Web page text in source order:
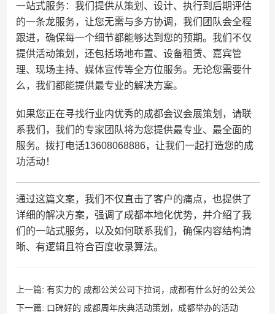
一站式服务：我们提供从策划、设计、执行到后期评估
的一条龙服务，让您无需与多方协调，我们团队会全程
跟进，确保每一个细节都能够达到您的预期。我们不仅
提供活动策划，还包括场地布置、设备租赁、嘉宾管
理、现场主持、媒体宣传等全方位服务。无论您需要什
么，我们都能提供最专业的解决方案。
如果您正在寻找行业内优秀的成都会议会展策划，请联
系我们，我们的专家团队将为您提供最专业、最全面的
服务。拨打电话13608068886，让我们一起打造您的成
功活动！
通过这篇文案，我们不仅直击了客户的痛点，也提供了
详细的解决方案，强调了成都本地化优势，并介绍了我
们的一站式服务，以及如何联系我们，确保内容结构清
晰、有逻辑且符合百度收录算法。
上一篇: 有实力的 成都公关公司下拉词，成都有什么好的公关公
司吗
下一篇: 口碑好的 成都周年庆典活动策划，成都举办的活动